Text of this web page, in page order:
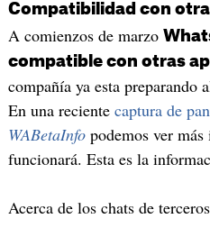
Compatibilidad con
A comienzos de marzo
compatible con otras
compañía ya esta preparando
En una reciente captura de
WABetaInfopodemos ver
funcionará. Esta es la
Acerca de los chats de